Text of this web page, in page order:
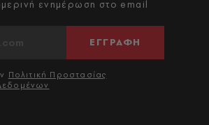
ενημέρωση στο email
ΕΓΓΡΑΦΗ
Πολιτική Προστασίας